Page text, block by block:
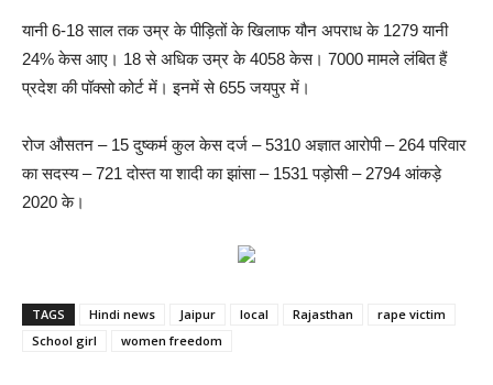
यानी 6-18 साल तक उम्र के पीड़ितों के खिलाफ यौन अपराध के 1279 यानी
24% केस आए। 18 से अधिक उम्र के 4058 केस। 7000 मामले लंबित हैं
प्रदेश की पॉक्सो कोर्ट में। इनमें से 655 जयपुर में।
रोज औसतन – 15 दुष्कर्म कुल केस दर्ज – 5310 अज्ञात आरोपी – 264 परिवार
का सदस्य – 721 दोस्त या शादी का झांसा – 1531 पड़ोसी – 2794 आंकड़े
2020 के।
TAGS Hindi news Jaipur local Rajasthan
rape victim
School girl
women freedom